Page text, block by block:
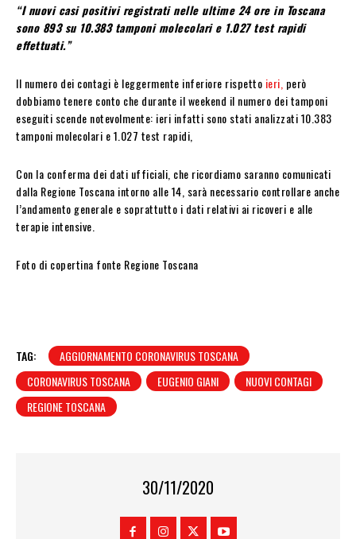
“I nuovi casi positivi registrati nelle ultime 24 ore in Toscana
sono 893 su 10.383 tamponi molecolari e 1.027 test rapidi
effettuati.”
Il numero dei contagi è leggermente inferiore rispetto ieri, però
dobbiamo tenere conto che durante il weekend il numero dei tamponi
eseguiti scende notevolmente: ieri infatti sono stati analizzati 10.383
tamponi molecolari e 1.027 test rapidi,
Con la conferma dei dati ufficiali, che ricordiamo saranno comunicati
dalla Regione Toscana intorno alle 14, sarà necessario controllare anche
l’andamento generale e soprattutto i dati relativi ai ricoveri e alle
terapie intensive.
Foto di copertina fonte Regione Toscana
TAG:
AGGIORNAMENTO CORONAVIRUS TOSCANA
CORONAVIRUS TOSCANA
EUGENIO GIANI
NUOVI CONTAGI
REGIONE TOSCANA
30/11/2020